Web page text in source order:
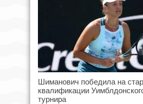
Шиманович победила на
квалификации
турнира